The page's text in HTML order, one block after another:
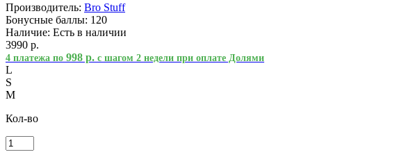
Производитель: Bro Stuff
Бонусные баллы: 120
Наличие: Есть в наличии
3990 р.
4 платежа по 998 р. с шагом 2 недели при оплате Долями
L
S
M
Кол-во